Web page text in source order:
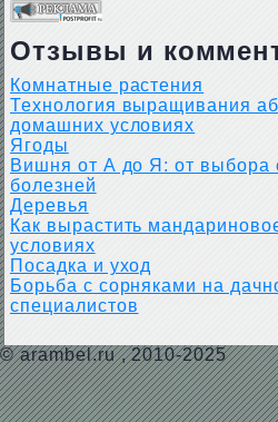
Отзывы и
Комнатные растения
Технология выращивания
домашних условиях
Ягоды
Вишня от А до Я: от выбора
болезней
Деревья
Как вырастить
условиях
Посадка и уход
Борьба с сорняками на
специалистов
© arambel.ru, 2010-2025